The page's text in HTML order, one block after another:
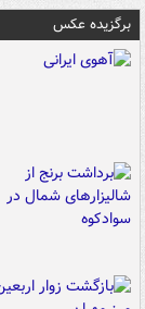
برگزیده عکس